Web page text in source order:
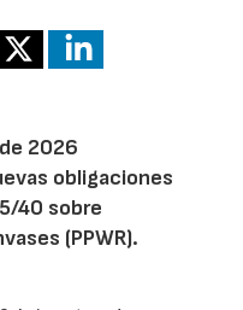
2026
obligaciones
40 sobre
(PPWR).